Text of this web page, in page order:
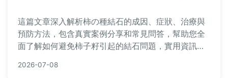
這篇文章深入解析柿の種結石的成因、症狀、治療與
預防方法，包含真實案例分享和常見問答，幫助您全
面了解如何避免柿子籽引起的結石問題，實用資訊一
2026-07-08